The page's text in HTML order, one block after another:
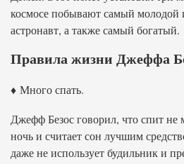
космосе побывают самый
астронавт, а также самый богатый.
Правила жизни Джеффа
♦ Много спать.
Джефф Безос говорил, что спит не
ночь и считает сон лучшим
даже не использует будильник и